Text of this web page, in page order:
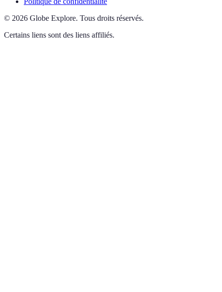
© 2026 Globe Explore. Tous droits réservés.
Certains liens sont des liens affiliés.